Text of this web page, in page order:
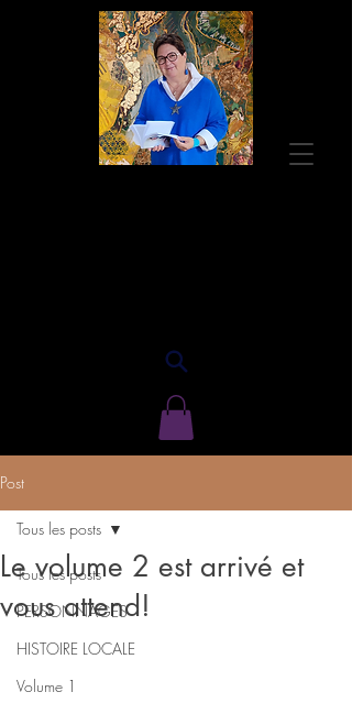
Post
Tous les posts
PERSONNAGES
HISTOIRE LOCALE
Volume 1
Tous les posts
Le volume 2 est arrivé et
vous attend!